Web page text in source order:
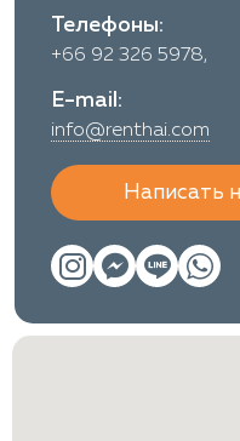
Телефоны:
+66 92 326 5978,
E-mail:
info@renthai.com
Написать